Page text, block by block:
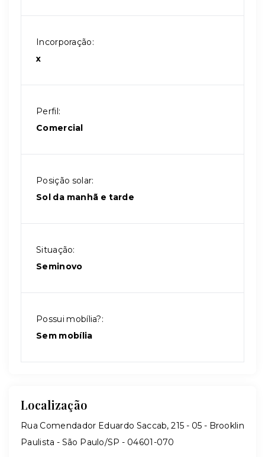
Incorporação:
x
Perfil:
Comercial
Posição solar:
Sol da manhã e tarde
Situação:
Seminovo
Possui mobília?:
Sem mobília
Localização
Rua Comendador Eduardo Saccab, 215 - 05 - Brooklin
Paulista - São Paulo/SP - 04601-070